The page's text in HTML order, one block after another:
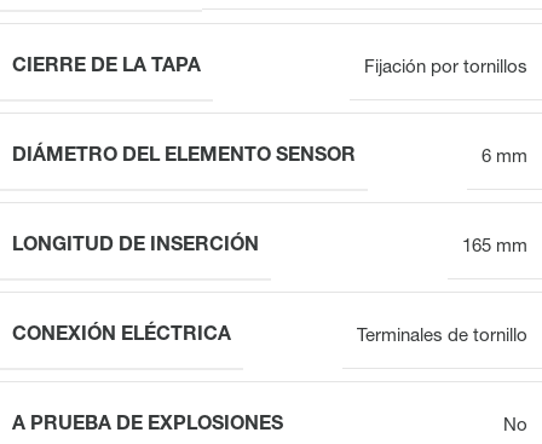
CIERRE DE LA TAPA Fijación por tornillos
DIÁMETRO DEL ELEMENTO SENSOR 6 mm
LONGITUD DE INSERCIÓN 165 mm
CONEXIÓN ELÉCTRICA Terminales de tornillo
A PRUEBA DE EXPLOSIONES No